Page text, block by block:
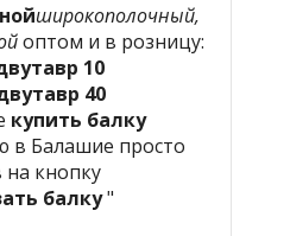
широкополочный,
оптом и в розницу:
10
40
купить балку
в Балашие просто
на кнопку
балку"